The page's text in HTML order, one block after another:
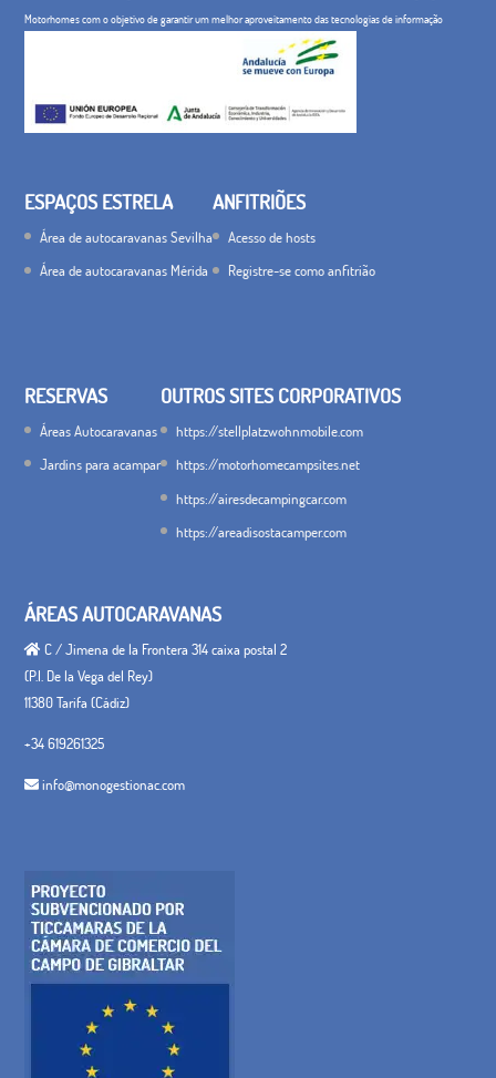
Motorhomes com o objetivo de garantir um melhor aproveitamento das tecnologias de informação
ESPAÇOS ESTRELA
Área de autocaravanas Sevilha
Área de autocaravanas Mérida
ANFITRIÕES
Acesso de hosts
Registre-se como anfitrião
RESERVAS
Áreas Autocaravanas
Jardins para acampar
OUTROS SITES CORPORATIVOS
https://stellplatzwohnmobile.com
https://motorhomecampsites.net
https://airesdecampingcar.com
https://areadisostacamper.com
ÁREAS AUTOCARAVANAS
C / Jimena de la Frontera 314 caixa postal 2
(P.I. De la Vega del Rey)
11380 Tarifa (Cádiz)
+34 619261325
info@monogestionac.com